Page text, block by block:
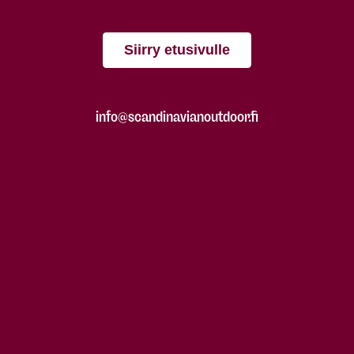
Siirry etusivulle
info@scandinavianoutdoor.fi